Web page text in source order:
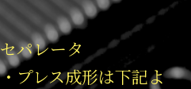
パレータ
プレス成形は下記よ